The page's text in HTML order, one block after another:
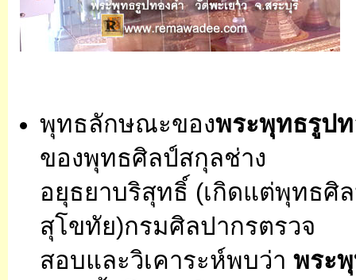
พุทธลักษณะของพระพุทธรูป
ของพุทธศิลป์สกุลช่าง
อยุธยาบริสุทธิ์ (เกิดแต่พุทธ
สุโขทัย)กรมศิลปากรตรวจ
สอบและวิเคาระห์พบว่า พระ